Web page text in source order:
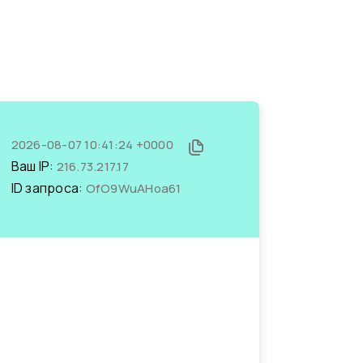
2026-08-07 10:41:24 +0000
Ваш IP: 216.73.217.17
ID запроса: OfO9WuAHoa61